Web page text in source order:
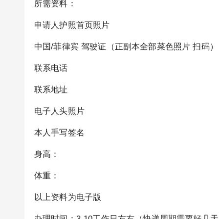
所需资料：
申请人护照首页照片
中国/菲律宾 驾驶证（正副本全部菜色照片 扫码）
联系电话
联系地址
电子人头照片
本人手写签名
身高：
体重：
以上资料为电子版